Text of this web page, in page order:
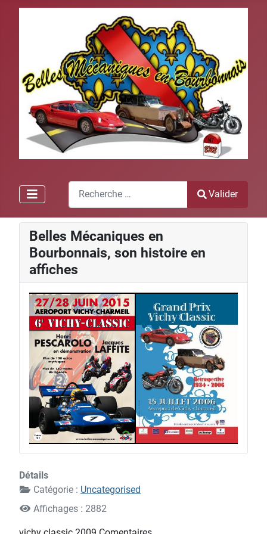
Recherche
Valider
Belles Mécaniques en
Bourbonnais, son histoire en
affiches
2 1
Détails
Catégorie : Uncategorised
Affichages : 2882